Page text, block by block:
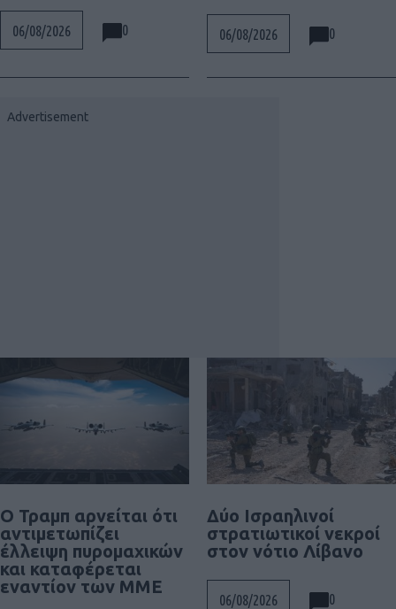
06/08/2026 0 06/08/2026 0
Ο Τραμπ αρνείται ότι
αντιμετωπίζει
έλλειψη πυρομαχικών
και καταφέρεται
εναντίον των ΜΜΕ
Δύο Ισραηλινοί
στρατιωτικοί νεκροί
στον νότιο Λίβανο
06/08/2026 0